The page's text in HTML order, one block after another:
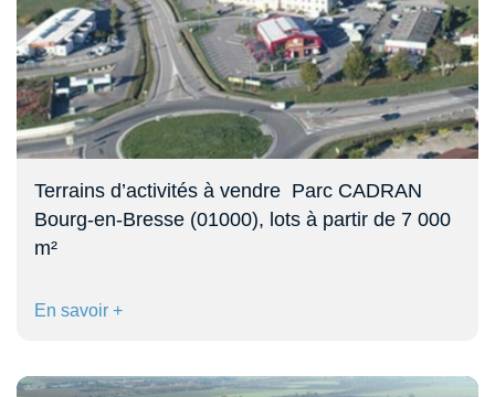
Terrains d’activités à vendre  Parc CADRAN 
Bourg-en-Bresse (01000), lots à partir de 7 000
m²
En savoir +